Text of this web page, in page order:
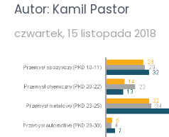
Autor: Kamil Pastor
czwartek, 15 listopada 2018